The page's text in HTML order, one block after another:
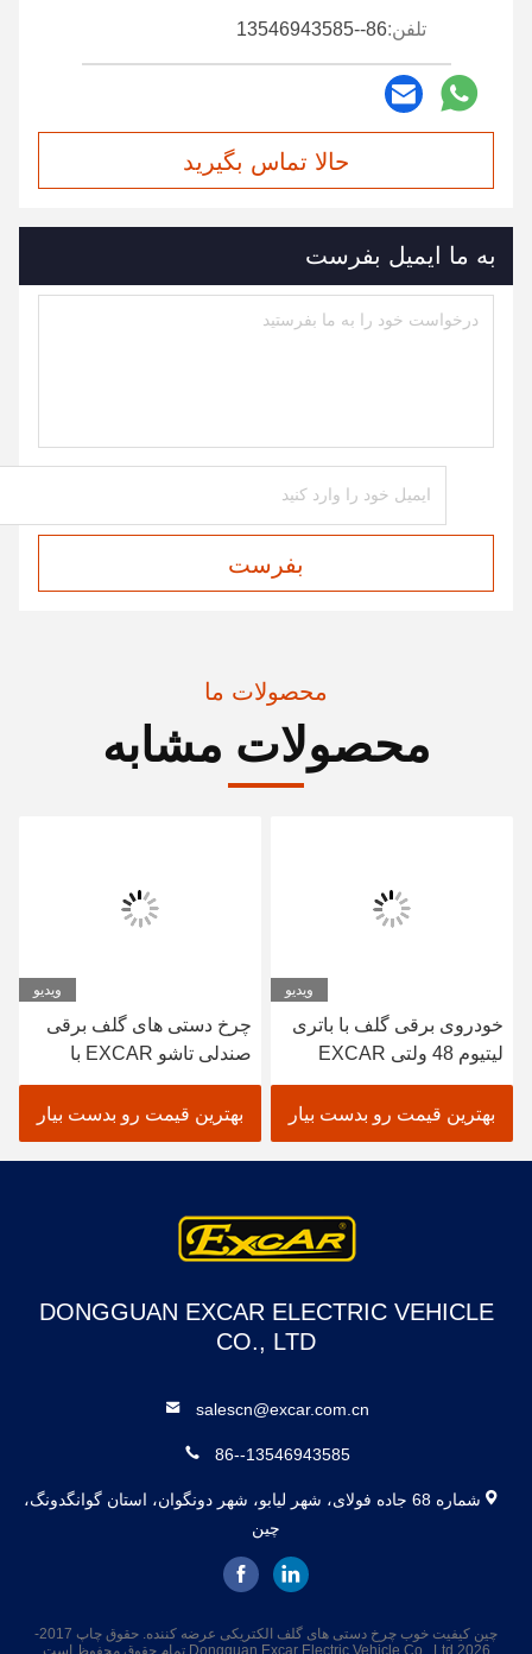
تلفن:86--13546943585
حالا تماس بگیرید
به ما ایمیل بفرست
بفرست
محصولات ما
محصولات مشابه
ویدیو
خودروی برقی گلف با باتری
لیتیوم 48 ولتی EXCAR
A1S6+2 سفید
بهترین قیمت رو بدست بیار
ویدیو
چرخ دستی های گلف برقی
صندلی تاشو EXCAR با
باتری لیتیومی 48 ولتی
بهترین قیمت رو بدست بیار
DONGGUAN EXCAR ELECTRIC VEHICLE
CO., LTD
salescn@excar.com.cn
86--13546943585
شماره 68 جاده فولای، شهر لیابو، شهر دونگوان، استان گوانگدونگ،
چین
چین کیفیت خوب چرخ دستی های گلف الکتریکی عرضه کننده. حقوق چاپ 2017-
2026 Dongguan Excar Electric Vehicle Co., Ltd تمام حقوق محفوظ است